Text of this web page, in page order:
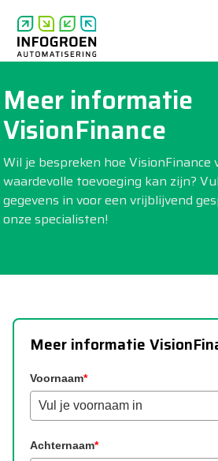
Meer informatie
VisionFinance
Wil je bespreken hoe VisionFinance
waardevolle toevoeging kan zijn?
gegevens in voor een vrijblijvend
onze specialisten!
Meer informatie
Voornaam*
Achternaam*